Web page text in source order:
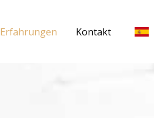
Erfahrungen Kontakt